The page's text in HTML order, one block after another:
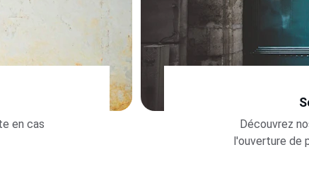
Découvrez
l'ouverture de
en cas